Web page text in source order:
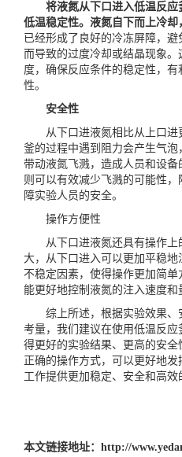
将液氮从下口进入低温反
低温稳定性。液氮自下而上冷却
已经形成了良好的冷冻屏障，
而导致的过度冷却或结晶现象
度，确保反应条件的稳定性，
性。
安全性
从下口进液氮相比从上口进
釜的过程中遇到阻力会产生气
带动液氮飞溅，造成人员和设备
则可以有效减少飞溅的可能性
障实验人员的安全。
操作方便性
从下口进液氮还具有操作上
大，从下口进入可以更加平稳
不稳定因素，使得操作更加简
能更好地控制液氮的注入速度和
综上所述，根据实验效果、
考量，我们建议在使用低温反
得更好的实验结果、更高的安
正确的操作方式，可以更好地
工作提供更加稳定、安全和高效
本文链接地址： http://